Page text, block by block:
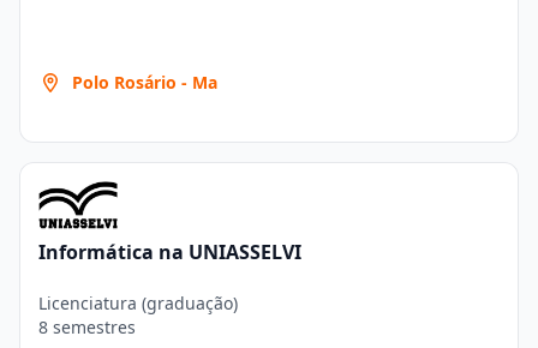
Polo Rosário - Ma
Informática na UNIASSELVI
Licenciatura (graduação)
8 semestres